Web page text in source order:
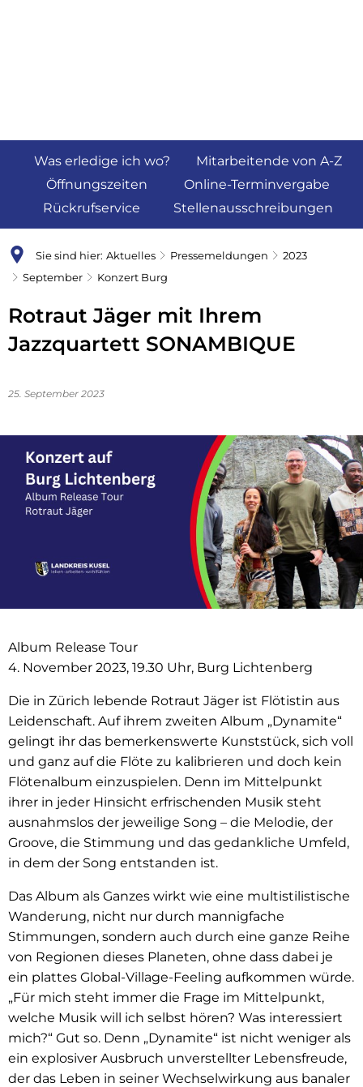
Was erledige ich wo?
Mitarbeitende von A-Z
Öffnungszeiten
Online-Terminvergabe
Rückrufservice
Stellenausschreibungen
Sie sind hier: Aktuelles Pressemeldungen
2023
September
Konzert Burg
Rotraut Jäger mit Ihrem
Jazzquartett SONAMBIQUE
25. September 2023
Album Release Tour
4. November 2023, 19.30 Uhr, Burg Lichtenberg
Die in Zürich lebende Rotraut Jäger ist Flötistin aus
Leidenschaft. Auf ihrem zweiten Album „Dynamite“
gelingt ihr das bemerkenswerte Kunststück, sich voll
und ganz auf die Flöte zu kalibrieren und doch kein
Flötenalbum einzuspielen. Denn im Mittelpunkt
ihrer in jeder Hinsicht erfrischenden Musik steht
ausnahmslos der jeweilige Song – die Melodie, der
Groove, die Stimmung und das gedankliche Umfeld,
in dem der Song entstanden ist.
Das Album als Ganzes wirkt wie eine multistilistische
Wanderung, nicht nur durch mannigfache
Stimmungen, sondern auch durch eine ganze Reihe
von Regionen dieses Planeten, ohne dass dabei je
ein plattes Global-Village-Feeling aufkommen würde.
„Für mich steht immer die Frage im Mittelpunkt,
welche Musik will ich selbst hören? Was interessiert
mich?“ Gut so. Denn „Dynamite“ ist nicht weniger als
ein explosiver Ausbruch unverstellter Lebensfreude,
der das Leben in seiner Wechselwirkung aus banaler